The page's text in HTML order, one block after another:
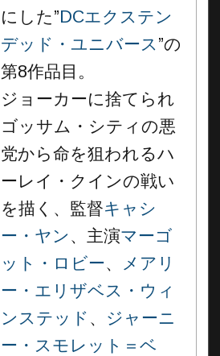
にした”DCエクステン
デッド・ユニバース”の
第8作品目。
ジョーカーに捨てられ
ゴッサム・シティの悪
党から命を狙われるハ
ーレイ・クインの戦い
を描く、監督キャシ
ー・ヤン 、主演マーゴ
ット・ロビー、
メアリ
ー・エリザベス・ウィ
ンステッド 、 ジャーニ
ー・スモレット＝ベ